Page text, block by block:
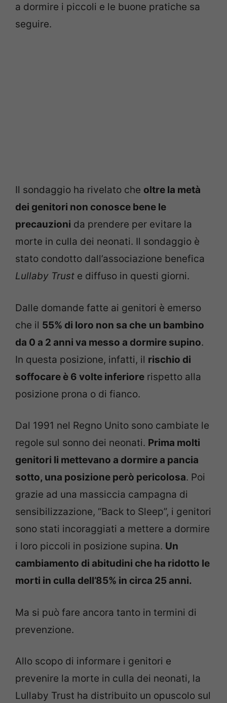
a dormire i piccoli e le buone pratiche sa
seguire.
Il sondaggio ha rivelato che oltre la metà
dei genitori non conosce bene le
precauzioni da prendere per evitare la
morte in culla dei neonati. Il sondaggio è
stato condotto dall’associazione benefica
Lullaby Trust e diffuso in questi giorni.
Dalle domande fatte ai genitori è emerso
che il 55% di loro non sa che un bambino
da 0 a 2 anni va messo a dormire supino.
In questa posizione, infatti, il rischio di
soffocare è 6 volte inferiore rispetto alla
posizione prona o di fianco.
Dal 1991 nel Regno Unito sono cambiate le
regole sul sonno dei neonati. Prima molti
genitori li mettevano a dormire a pancia
sotto, una posizione però pericolosa. Poi
grazie ad una massiccia campagna di
sensibilizzazione, “Back to Sleep”, i genitori
sono stati incoraggiati a mettere a dormire
i loro piccoli in posizione supina. Un
cambiamento di abitudini che ha ridotto le
morti in culla dell’85% in circa 25 anni.
Ma si può fare ancora tanto in termini di
prevenzione.
Allo scopo di informare i genitori e
prevenire la morte in culla dei neonati, la
Lullaby Trust ha distribuito un opuscolo sul